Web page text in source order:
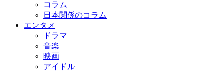
コラム
日本関係のコラム
エンタメ
ドラマ
音楽
映画
アイドル